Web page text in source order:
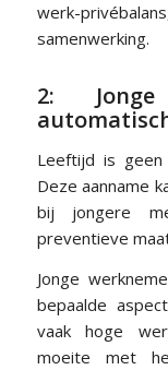
werk-
samenwerking.
2: Jonge
Leeftijd is
Deze aanname
bij jongere
preventieve
Jonge
bepaalde
vaak hoge
moeite met